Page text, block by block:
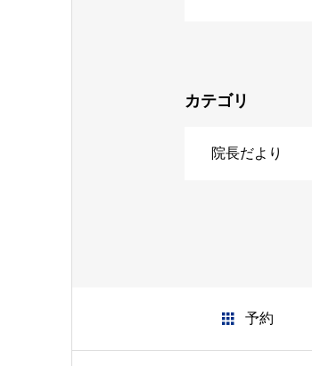
カテゴリ
院長だより
予約